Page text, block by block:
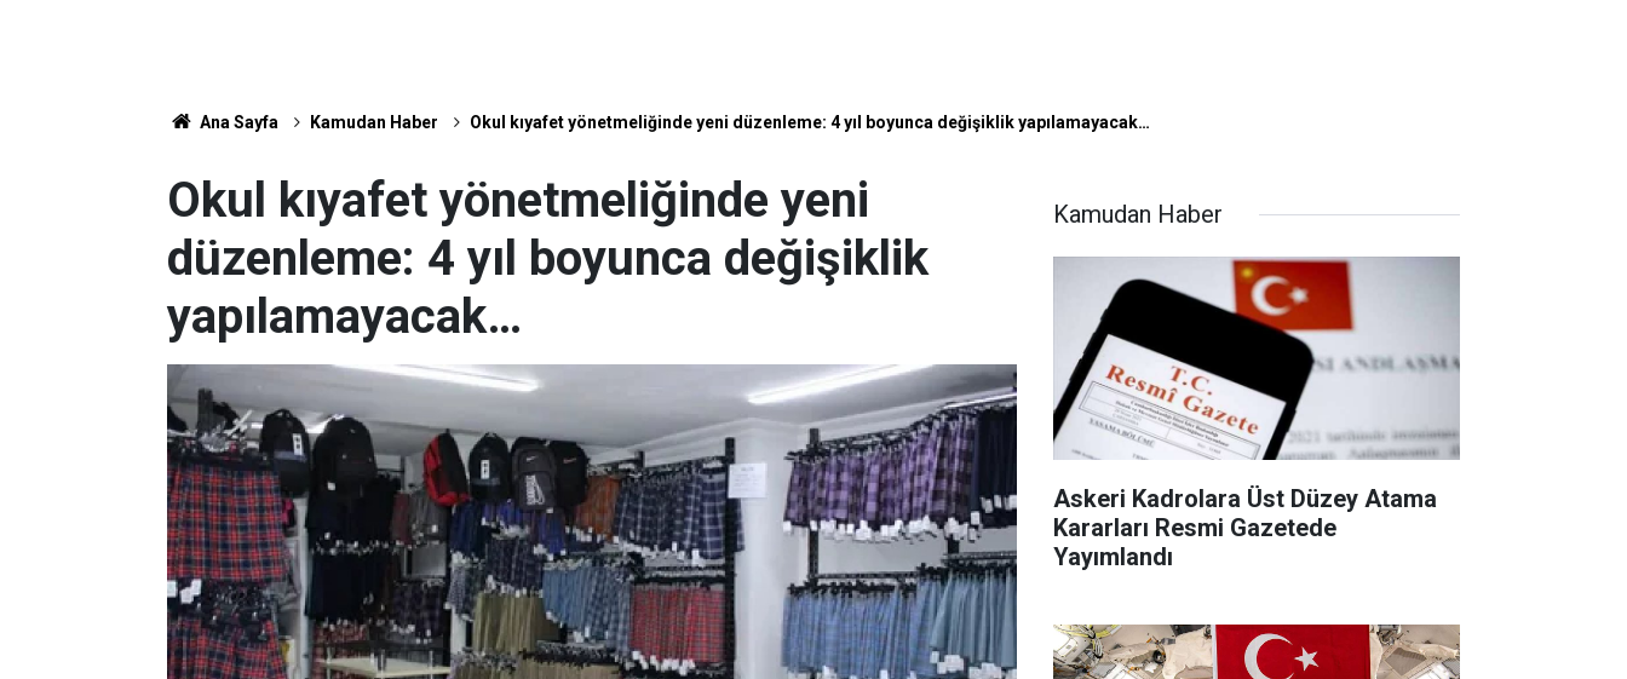
Ana Sayfa Kamudan Haber Okul kıyafet yönetmeliğinde yeni düzenleme: 4 yıl boyunca değişiklik yapılamayacak…
Okul kıyafet yönetmeliğinde yeni
düzenleme: 4 yıl boyunca değişiklik
yapılamayacak…
Kamudan Haber
Askeri Kadrolara Üst Düzey Atama
Kararları Resmi Gazetede
Yayımlandı